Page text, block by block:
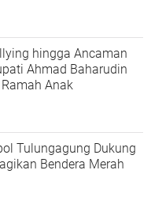
hingga Ancaman
Ahmad Baharudin
Anak
Tulungagung Dukung
Bendera Merah